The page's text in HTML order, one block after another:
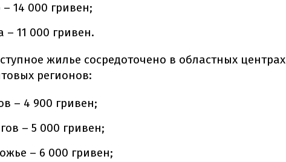
14 000 гривен;
– 11 000 гривен.
жилье сосредоточено в областных центрах
регионов:
– 4 900 гривен;
– 5 000 гривен;
– 6 000 гривен;